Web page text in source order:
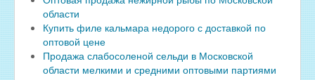
области
Купить филе кальмара недорого с доставкой по
оптовой цене
Продажа слабосоленой сельди в Московской
области мелкими и средними оптовыми партиями